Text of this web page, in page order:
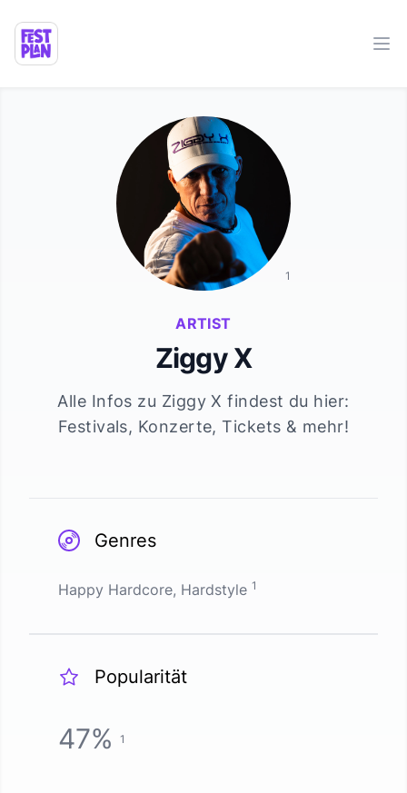
ARTIST
Ziggy X
Alle Infos zu Ziggy X findest du hier:
Festivals, Konzerte, Tickets & mehr!
1
Genres
Happy Hardcore, Hardstyle 1
Popularität
47% 1